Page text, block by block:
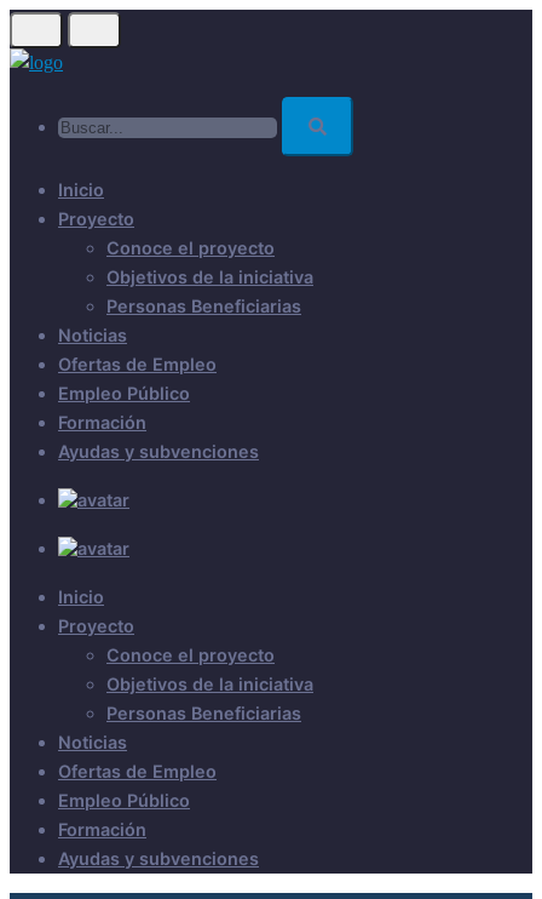
Skip
to
Inicio
Proyecto
Conoce el proyecto
Objetivos de la iniciativa
Personas Beneficiarias
Noticias
Ofertas de Empleo
Empleo Público
Formación
Ayudas y subvenciones
Inicio
Proyecto
Conoce el proyecto
Objetivos de la iniciativa
Personas Beneficiarias
Noticias
Ofertas de Empleo
Empleo Público
Formación
Ayudas y subvenciones